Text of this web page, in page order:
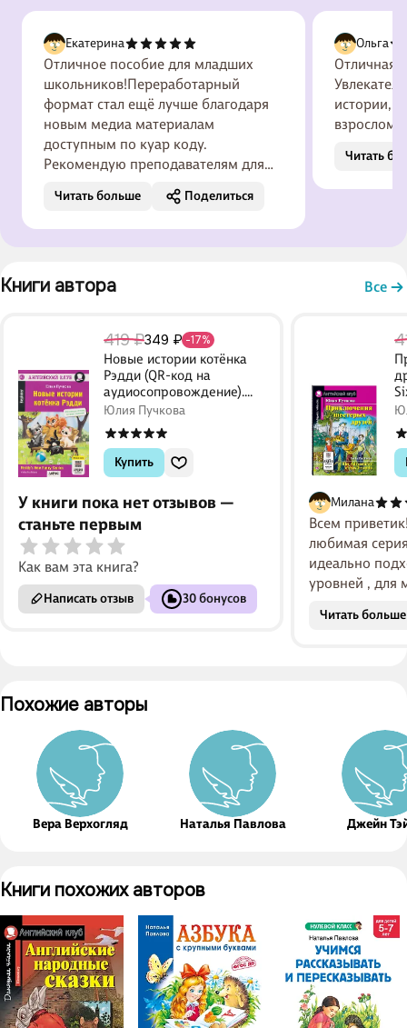
Каждая глава сопровождается упражнениями.
Екатерина
Отличное пособие для младших
школьников!Переработарный
формат стал ещё лучше благодаря
новым медиа материалам
доступным по куар коду.
Рекомендую преподавателям для
развития навыков работы с текстом.
Задания к текстам есть разных
вопросы с развёрнутым ответом. В
последующим выходом в речь.
Читать больше Поделиться
Ольга
Отличная
истории,
Читать
Книги автора Все
419 ₽349 ₽ -17%
Новые истории котёнка
Рэдди (QR-код на
аудиосопровождение).
Обучающее чтение
Юлия Пучкова
Купить
У книги пока нет отзывов —
станьте первым
Как вам эта книга?
Написать отзыв 30 бонусов
Милана
Всем
любимая
идеально
уровней , для
интересного,
Читать больше
Похожие авторы
Вера Верхогляд Наталья Павлова Джейн
Книги похожих авторов